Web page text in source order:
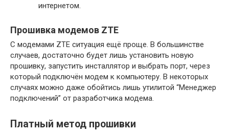
интернетом.
Прошивка модемов ZTE
С модемами ZTE ситуация ещё проще. В большинстве
случаев, достаточно будет лишь установить новую
прошивку, запустить инсталлятор и выбрать порт, через
который подключён модем к компьютеру. В некоторых
случаях можно даже обойтись лишь утилитой “Менеджер
подключений” от разработчика модема.
Платный метод прошивки